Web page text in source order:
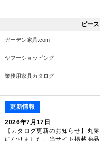
ピー
ガーデン家具.com
ヤフーショッピング
業務用家具カタログ
更新情報
2026年7月17日
【カタログ更新のお知らせ】丸
になりました。当サイト掲載商